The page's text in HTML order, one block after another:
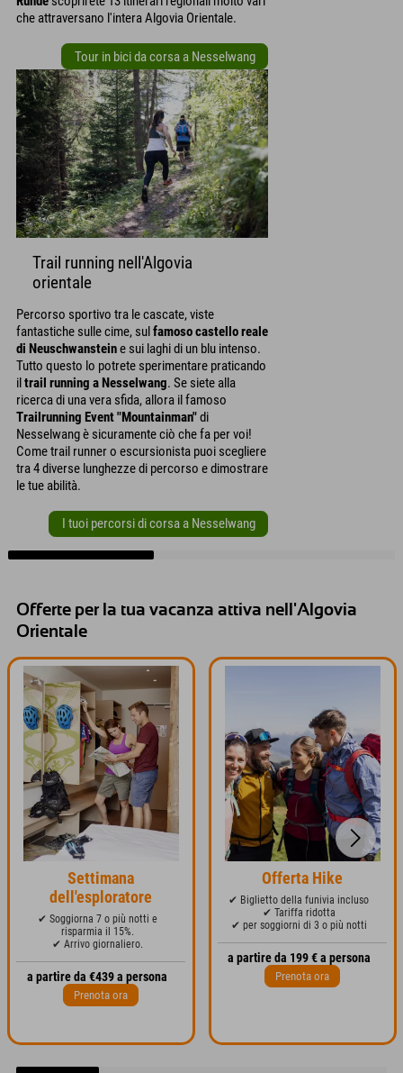
che attraversano l'intera Algovia Orientale.
Tour in bici da corsa a Nesselwang
Trail running nell'Algovia
orientale
Percorso sportivo tra le cascate, viste
fantastiche sulle cime, sulfamoso castello reale
di Neuschwansteine sui laghi di un blu intenso.
Tutto questo lo potrete sperimentare praticando
iltrail running a Nesselwang. Se siete alla
ricerca di una vera sfida, allora il famoso
Trailrunning Event "Mountainman"di
Nesselwang è sicuramente ciò che fa per voi!
Come trail runner o escursionista puoi scegliere
tra 4 diverse lunghezze di percorso e dimostrare
le tue abilità.
I tuoi percorsi di corsa a Nesselwang
Offerte per la tua vacanza attiva nell'Algovia
Orientale
Settimana
dell'esploratore
✔ Soggiorna 7 o più notti e
risparmia il 15%.
✔ Arrivo giornaliero.
a partire da €439 a persona
Prenota ora
Offerta Hike
✔ Biglietto della funivia incluso
✔ Tariffa ridotta
✔ per soggiorni di 3 o più notti
a partire da 199 € a persona
Prenota ora